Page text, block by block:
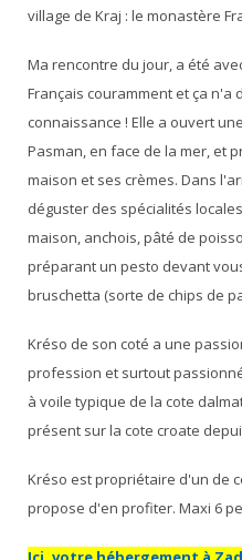
village de Kraj : le monastère
Ma rencontre du jour, a été
Français couramment et ça n'a
connaissance ! Elle a ouvert
Pasman, en face de la mer, et
maison et ses crèmes. Dans
déguster des spécialités
maison, anchois, pâté de
préparant un pesto devant
bruschetta (sorte de chips de
Kréso de son coté a une
profession et surtout
à voile typique de la cote
présent sur la cote croate
Kréso est propriétaire d'un de
propose d'en profiter. Maxi 6